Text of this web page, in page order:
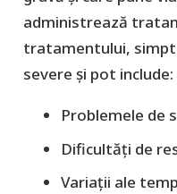
administrează
tratamentului,
severe și pot include:
Problemele de
Dificultăți de
Variații ale